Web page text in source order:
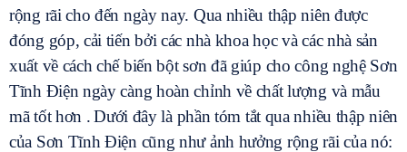
rộng rãi cho đến ngày nay. Qua nhiều thập niên được
đóng góp, cải tiến bởi các nhà khoa học và các nhà sản
xuất về cách chế biến bột sơn đã giúp cho công nghệ Sơn
Tĩnh Điện ngày càng hoàn chỉnh về chất lượng và mẫu
mã tốt hơn .Dưới đây là phần tóm tắt qua nhiều thập niên
của Sơn Tĩnh Điện cũng như ảnh hưởng rộng rãi của nó: